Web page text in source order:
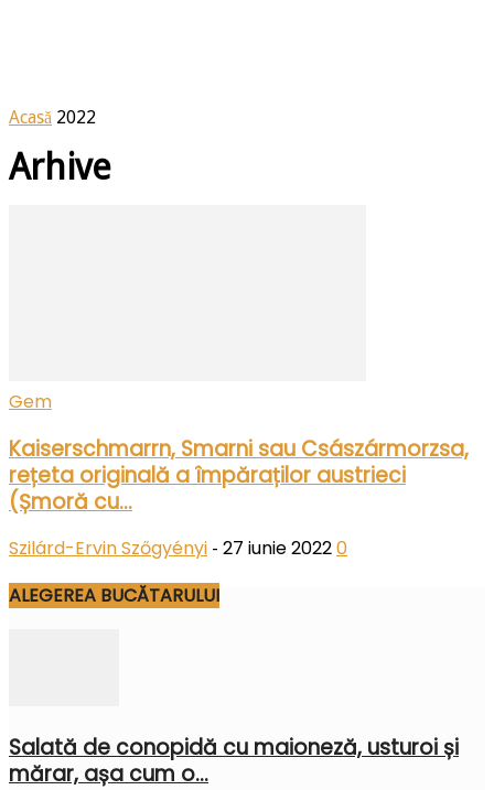
Acasă 2022
Arhive
Gem
Kaiserschmarrn, Smarni sau Császármorzsa,
rețeta originală a împăraților austrieci
(Șmoră cu...
Szilárd-Ervin Szőgyényi - 27 iunie 20220
ALEGEREA BUCĂTARULUI
Salată de conopidă cu maioneză, usturoi și
mărar, așa cum o...